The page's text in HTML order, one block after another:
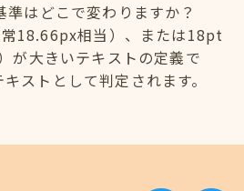
はどこで変わりますか？
18.66px相当）、または18pt
が大きいテキストの定義で
ストとして判定されます。